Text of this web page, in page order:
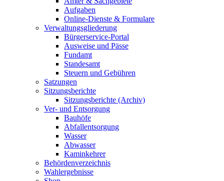
Aufgaben
Online-Dienste & Formulare
Verwaltungsgliederung
Bürgerservice-Portal
Ausweise und Pässe
Fundamt
Standesamt
Steuern und Gebühren
Satzungen
Sitzungsberichte
Sitzungsberichte (Archiv)
Ver- und Entsorgung
Bauhöfe
Abfallentsorgung
Wasser
Abwasser
Kaminkehrer
Behördenverzeichnis
Wahlergebnisse